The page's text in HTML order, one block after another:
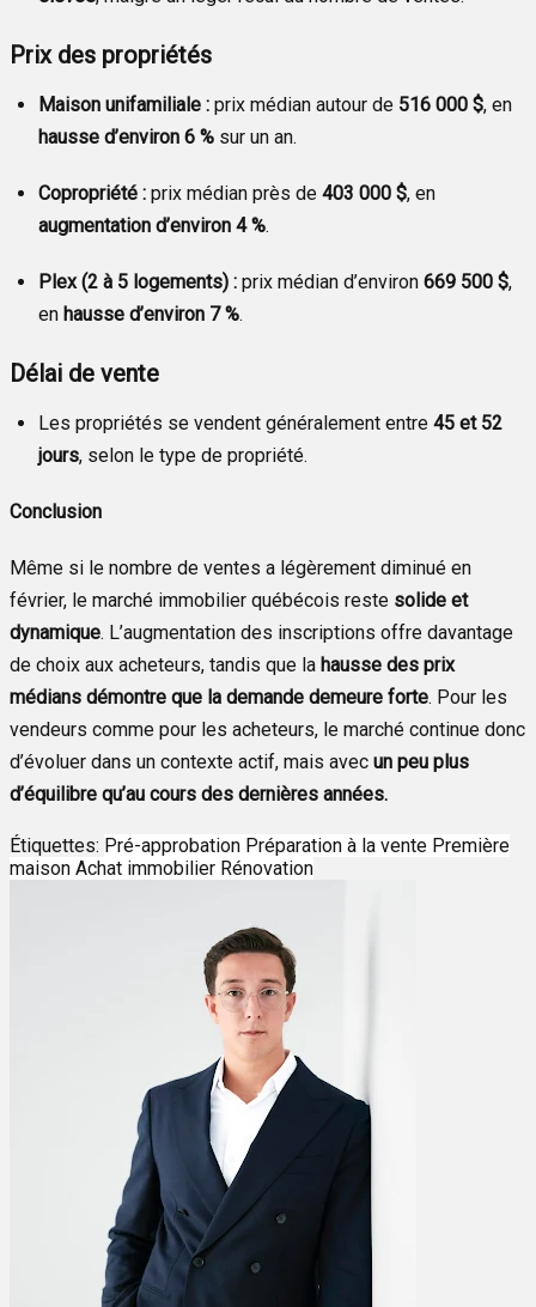
Prix des propriétés
Maison unifamiliale : prix médian autour de 516 000 $, en
hausse d’environ 6 % sur un an.
Copropriété : prix médian près de 403 000 $, en
augmentation d’environ 4 %.
Plex (2 à 5 logements) : prix médian d’environ 669 500 $,
en hausse d’environ 7 %.
Délai de vente
Les propriétés se vendent généralement entre 45 et 52
jours, selon le type de propriété.
Conclusion
Même si le nombre de ventes a légèrement diminué en
février, le marché immobilier québécois reste solide et
dynamique. L’augmentation des inscriptions offre davantage
de choix aux acheteurs, tandis que la hausse des prix
médians démontre que la demande demeure forte. Pour les
vendeurs comme pour les acheteurs, le marché continue donc
d’évoluer dans un contexte actif, mais avec un peu plus
d’équilibre qu’au cours des dernières années.
Étiquettes: Pré-approbation Préparation à la vente Première
maison Achat immobilier Rénovation